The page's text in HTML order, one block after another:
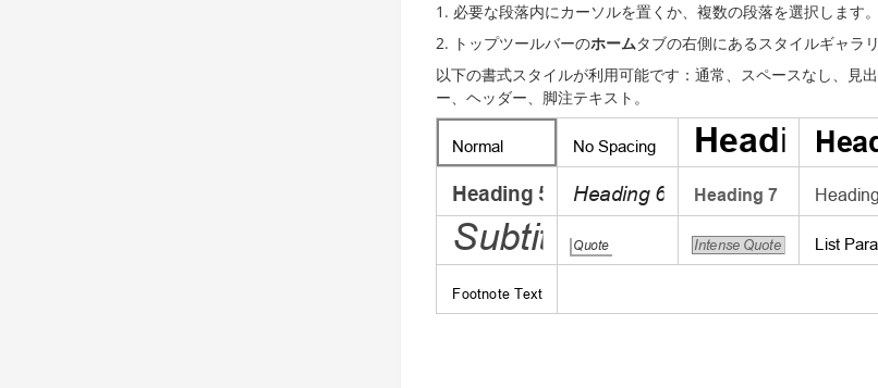
必要な段落内にカーソルを置くか、複数の段落を選択します。
トップツールバーのホームタブの右側にあるスタイルギャラ
以下の書式スタイルが利用可能です：通常、スペースなし、見
ー、ヘッダー、脚注テキスト。